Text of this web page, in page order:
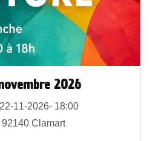
2026
11-2026- 18:00
Clamart